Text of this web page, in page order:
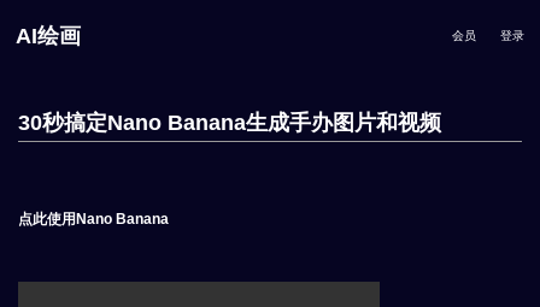
AI绘画 会员 登录
30秒搞定Nano Banana生成手办图片和视频
点此使用Nano Banana